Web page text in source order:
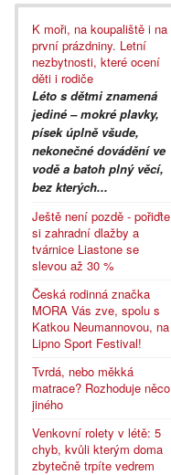
K moři, na koupaliště i na
první prázdniny. Letní
nezbytnosti, které ocení
děti i rodiče
Léto s dětmi znamená
jediné – mokré plavky,
písek úplně všude,
nekonečné dovádění ve
vodě a batoh plný věcí,
bez kterých...
Ještě není pozdě - pořiďte
si zahradní dlažby a
tvárnice Liastone se
slevou až 30 %
Česká rodinná značka
MORA Vás zve, spolu s
Katkou Neumannovou, na
Lipno Sport Festival!
Tvrdá, nebo měkká
matrace? Rozhoduje něco
jiného
Venkovní rolety v létě: 5
chyb, kvůli kterým doma
zbytečně trpíte vedrem